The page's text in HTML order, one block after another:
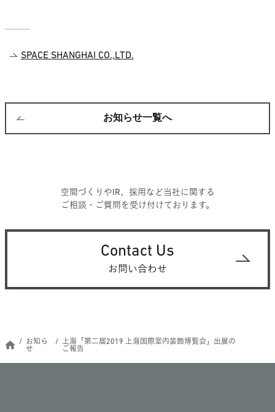
SPACE SHANGHAI CO.,LTD.
お知らせ一覧へ
空間づくりやIR、採用など当社に関する
ご相談・ご質問を受け付けております。
Contact Us
お問い合わせ
お知ら
せ
上海「第二届2019 上海国際室内装飾博覧会」出展の
ご報告